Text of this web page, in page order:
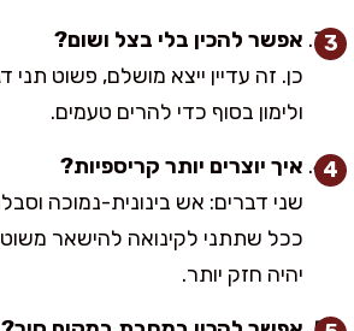
אפשר להכין בלי בצל ושום?
כן. זה עדיין ייצא מושלם, פשוט תני
ולימון בסוף כדי להרים טעמים.
איך יוצרים יותר קריספיות?
שני דברים: אש בינונית-נמוכה
ככל שתתני לקינואה להישאר
יהיה חזק יותר.